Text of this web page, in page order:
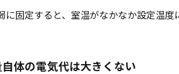
風量以外でエアコンの電気代を抑える方
に固定すると、室温がなかなか設定温
自体の電気代は大きくない